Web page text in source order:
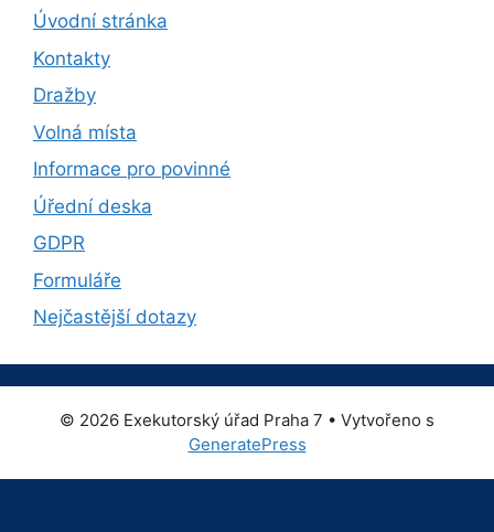
Úvodní stránka
Kontakty
Dražby
Volná místa
Informace pro povinné
Úřední deska
GDPR
Formuláře
Nejčastější dotazy
© 2026 Exekutorský úřad Praha 7 • Vytvořeno s
GeneratePress